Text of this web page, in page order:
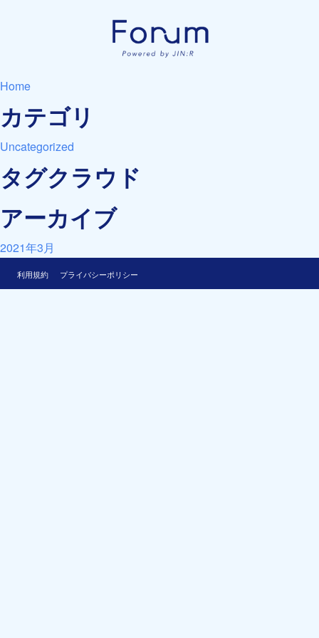
Home
カテゴリ
Uncategorized
タグクラウド
アーカイブ
2021年3月
利用規約 プライバシーポリシー